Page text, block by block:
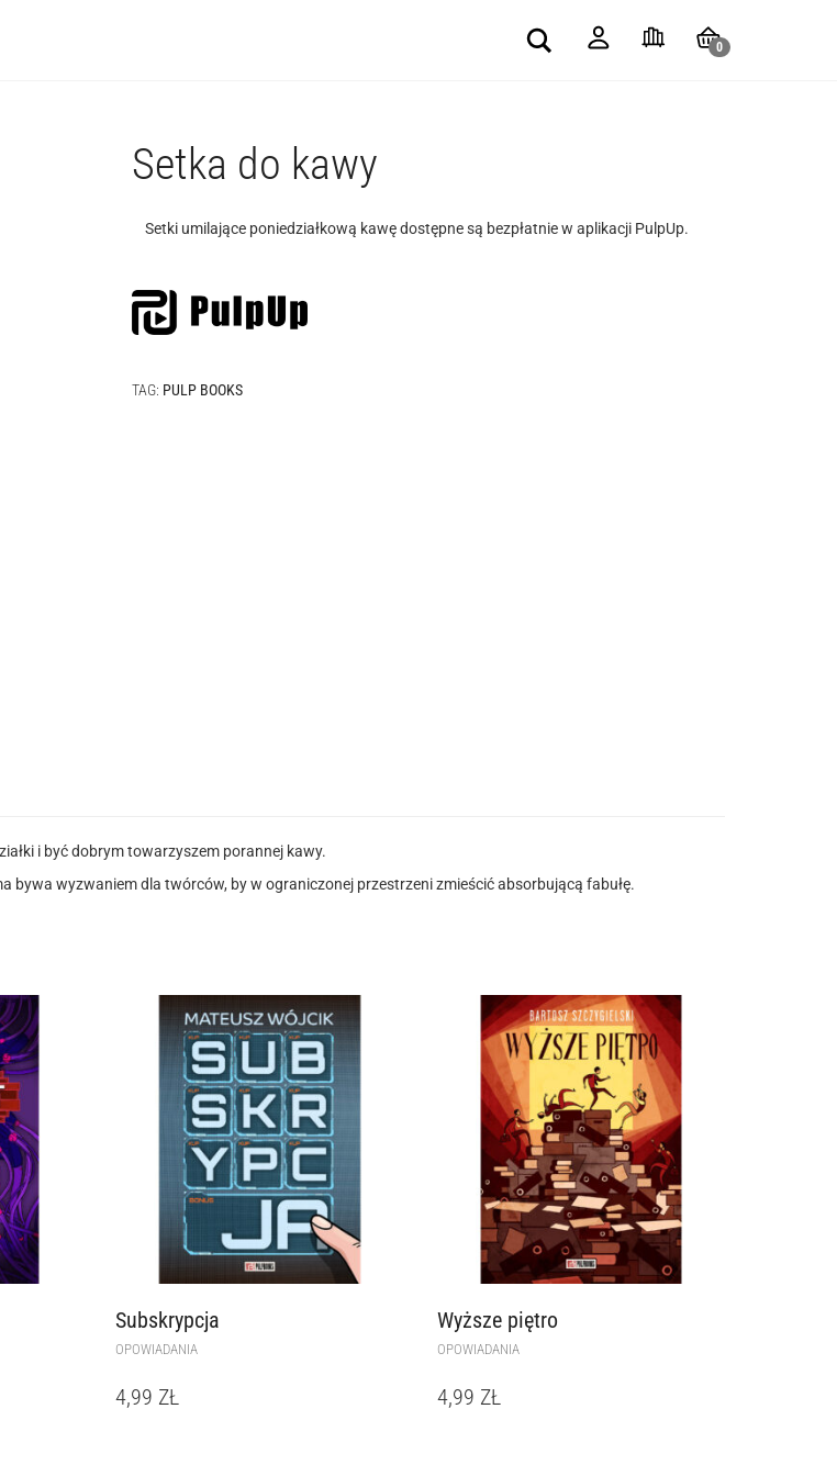
Search
0
Setka do kawy
Setki umilające poniedziałkową kawę dostępne są bezpłatnie w aplikacji PulpUp.
TAG: PULP BOOKS
i być dobrym towarzyszem porannej kawy.
bywa wyzwaniem dla twórców, by w ograniczonej przestrzeni zmieścić absorbującą fabułę.
Subskrypcja
OPOWIADANIA
4,99 ZŁ
Wyższe piętro
OPOWIADANIA
4,99 ZŁ